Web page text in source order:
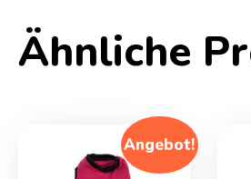
Ähnliche
Angebot!